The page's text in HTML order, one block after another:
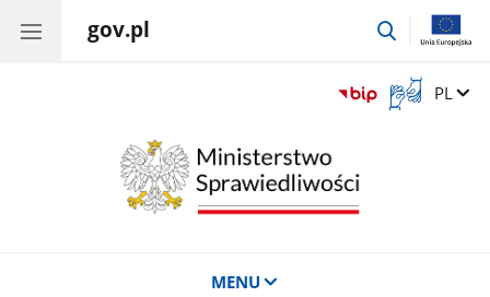
gov.pl
przejdź
Otwórz
okno
Zmień
PL
MENU